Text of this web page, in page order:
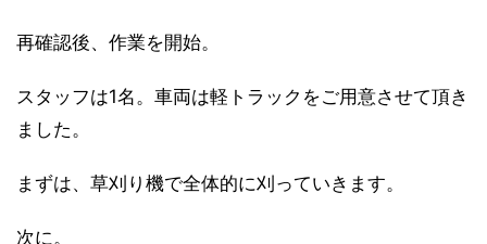
再確認後、作業を開始。
スタッフは1名。車両は軽トラックをご用意させて頂き
ました。
まずは、草刈り機で全体的に刈っていきます。
次に。